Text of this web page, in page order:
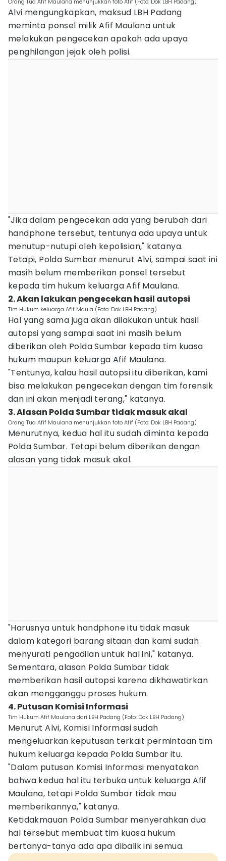
Alvi mengungkapkan, maksud LBH Padang
meminta ponsel milik Afif Maulana untuk
melakukan pengecekan apakah ada upaya
penghilangan jejak oleh polisi.
"Jika dalam pengecekan ada yang berubah dari
handphone tersebut, tentunya ada upaya untuk
menutup-nutupi oleh kepolisian," katanya.
Tetapi, Polda Sumbar menurut Alvi, sampai saat ini
masih belum memberikan ponsel tersebut
kepada tim hukum keluarga Afif Maulana.
2. Akan lakukan pengecekan hasil autopsi
Tim Hukum keluarga Afif Maula (Foto: Dok LBH Padang)
Hal yang sama juga akan dilakukan untuk hasil
autopsi yang sampai saat ini masih belum
diberikan oleh Polda Sumbar kepada tim kuasa
hukum maupun keluarga Afif Maulana.
"Tentunya, kalau hasil autopsi itu diberikan, kami
bisa melakukan pengecekan dengan tim forensik
dan ini akan menjadi terang," katanya.
3. Alasan Polda Sumbar tidak masuk akal
Orang Tua Afif Maulana menunjukkan foto Afif (Foto: Dok LBH Padang)
Menurutnya, kedua hal itu sudah diminta kepada
Polda Sumbar. Tetapi belum diberikan dengan
alasan yang tidak masuk akal.
"Harusnya untuk handphone itu tidak masuk
dalam kategori barang sitaan dan kami sudah
menyurati pengadilan untuk hal ini," katanya.
Sementara, alasan Polda Sumbar tidak
memberikan hasil autopsi karena dikhawatirkan
akan mengganggu proses hukum.
4. Putusan Komisi Informasi
Tim Hukum Afif Maulana dari LBH Padang (Foto: Dok LBH Padang)
Menurut Alvi, Komisi Informasi sudah
mengeluarkan keputusan terkait permintaan tim
hukum keluarga kepada Polda Sumbar itu.
"Dalam putusan Komisi Informasi menyatakan
bahwa kedua hal itu terbuka untuk keluarga Afif
Maulana, tetapi Polda Sumbar tidak mau
memberikannya," katanya.
Ketidakmauan Polda Sumbar menyerahkan dua
hal tersebut membuat tim kuasa hukum
bertanya-tanya ada apa dibalik ini semua.